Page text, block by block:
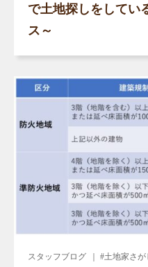
で土地探しをしてい
ス～
スタッフブログ ｜ #土地家さが